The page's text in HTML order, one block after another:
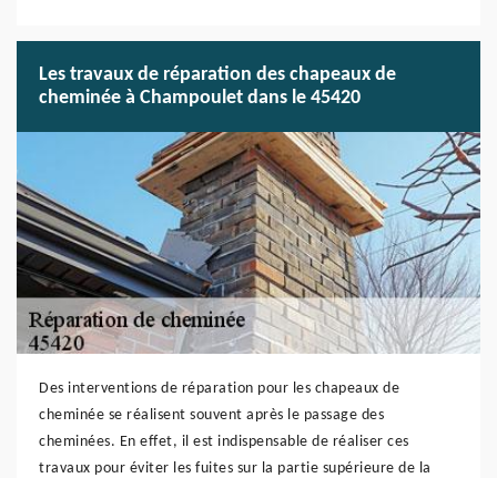
Les travaux de réparation des chapeaux de
cheminée à Champoulet dans le 45420
Des interventions de réparation pour les chapeaux de
cheminée se réalisent souvent après le passage des
cheminées. En effet, il est indispensable de réaliser ces
travaux pour éviter les fuites sur la partie supérieure de la